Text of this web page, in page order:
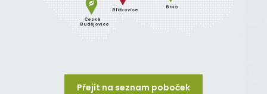
Brno
Blížkovice
České
Budějovice
Přejít na seznam poboček